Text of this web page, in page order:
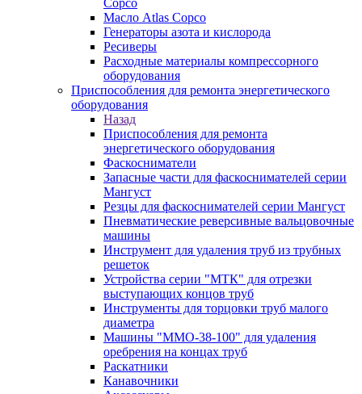
Copco
Масло Atlas Copco
Генераторы азота и кислорода
Ресиверы
Расходные материалы компрессорного
оборудования
Приспособления для ремонта энергетического
оборудования
Назад
Приспособления для ремонта
энергетического оборудования
Фаскосниматели
Запасные части для фаскоснимателей серии
Мангуст
Резцы для фаскоснимателей серии Мангуст
Пневматические реверсивные вальцовочные
машины
Инструмент для удаления труб из трубных
решеток
Устройства серии "МТК" для отрезки
выступающих концов труб
Инструменты для торцовки труб малого
диаметра
Машины "ММО-38-100" для удаления
оребрения на концах труб
Раскатники
Канавочники